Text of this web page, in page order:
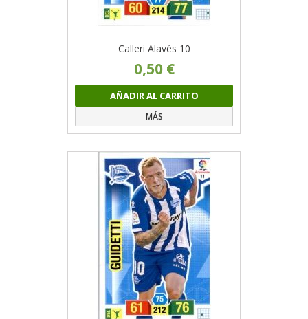
Calleri Alavés 10
0,50 €
AÑADIR AL CARRITO
MÁS